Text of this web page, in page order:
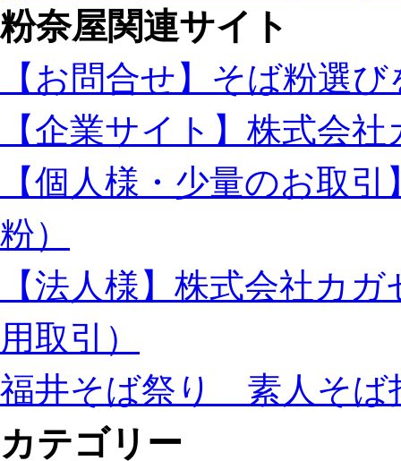
粉奈屋関連サイト
【お問合せ】そば粉選
【企業サイト】株式会
【個人様・少量のお取
粉）
【法人様】株式会社カ
用取引）
福井そば祭り 素人そば
カテゴリー